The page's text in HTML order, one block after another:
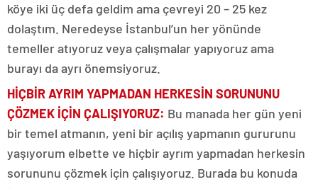
köye iki üç defa geldim ama çevreyi 20 – 25 kez
dolaştım. Neredeyse İstanbul’un her yönünde
temeller atıyoruz veya çalışmalar yapıyoruz ama
burayı da ayrı önemsiyoruz.
HİÇBİR AYRIM YAPMADAN HERKESİN SORUNUNU
ÇÖZMEK İÇİN ÇALIŞIYORUZ: Bu manada her gün yeni
bir temel atmanın, yeni bir açılış yapmanın gururunu
yaşıyorum elbette ve hiçbir ayrım yapmadan herkesin
sorununu çözmek için çalışıyoruz. Burada bu konuda